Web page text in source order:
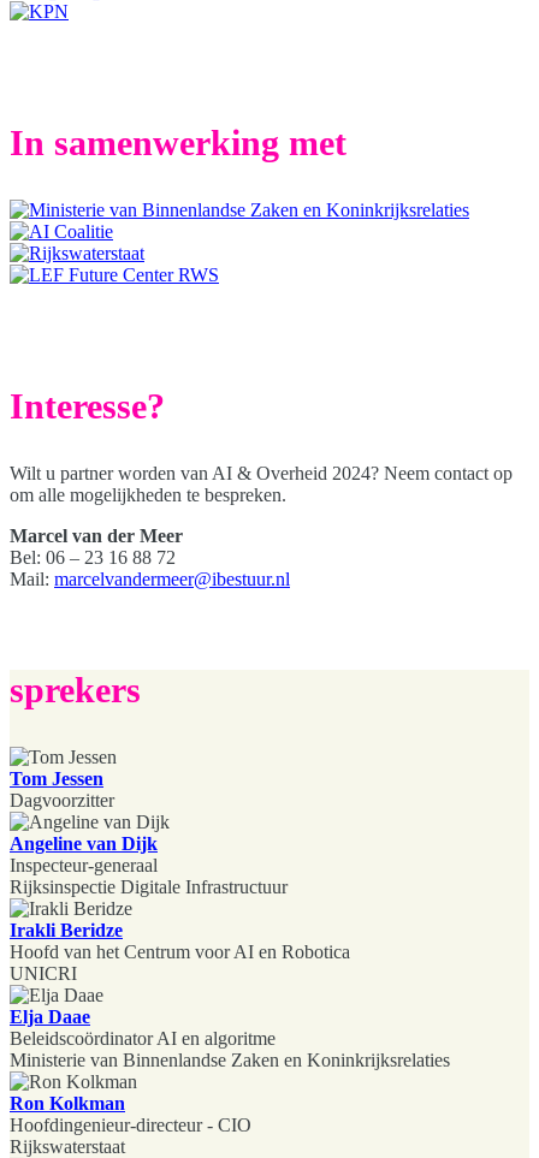
In samenwerking met
Interesse?
Wilt u partner worden van AI & Overheid 2024? Neem contact op
om alle mogelijkheden te bespreken.
Marcel van der Meer
Bel: 06 – 23 16 88 72
Mail: marcelvandermeer@ibestuur.nl
sprekers
Tom Jessen
Dagvoorzitter
Angeline van Dijk
Inspecteur-generaal
Rijksinspectie Digitale Infrastructuur
Irakli Beridze
Hoofd van het Centrum voor AI en Robotica
UNICRI
Elja Daae
Beleidscoördinator AI en algoritme
Ministerie van Binnenlandse Zaken en Koninkrijksrelaties
Ron Kolkman
Hoofdingenieur-directeur - CIO
Rijkswaterstaat